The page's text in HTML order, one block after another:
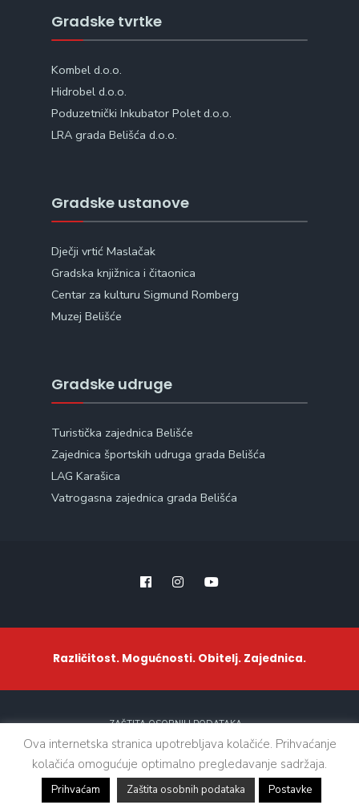
Gradske tvrtke
Kombel d.o.o.
Hidrobel d.o.o.
Poduzetnički Inkubator Polet d.o.o.
LRA grada Belišća d.o.o.
Gradske ustanove
Dječji vrtić Maslačak
Gradska knjižnica i čitaonica
Centar za kulturu Sigmund Romberg
Muzej Belišće
Gradske udruge
Turistička zajednica Belišće
Zajednica športskih udruga grada Belišća
LAG Karašica
Vatrogasna zajednica grada Belišća
Različitost. Mogućnosti. Obitelj. Zajednica.
ZAŠTITA OSOBNIH PODATAKA
Sva prava zadržana. © 2021 - Grad Belišće
Ova internetska stranica upotrebljava kolačiće. Prihvaćanje
kolačića omogućuje optimalno pregledavanje sadržaja.
Prihvaćam Zaštita osobnih podataka Postavke